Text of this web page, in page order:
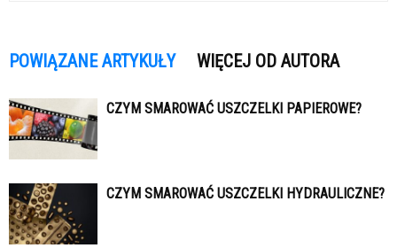
POWIĄZANE ARTYKUŁY WIĘCEJ OD AUTORA
CZYM SMAROWAĆ USZCZELKI PAPIEROWE?
CZYM SMAROWAĆ USZCZELKI HYDRAULICZNE?